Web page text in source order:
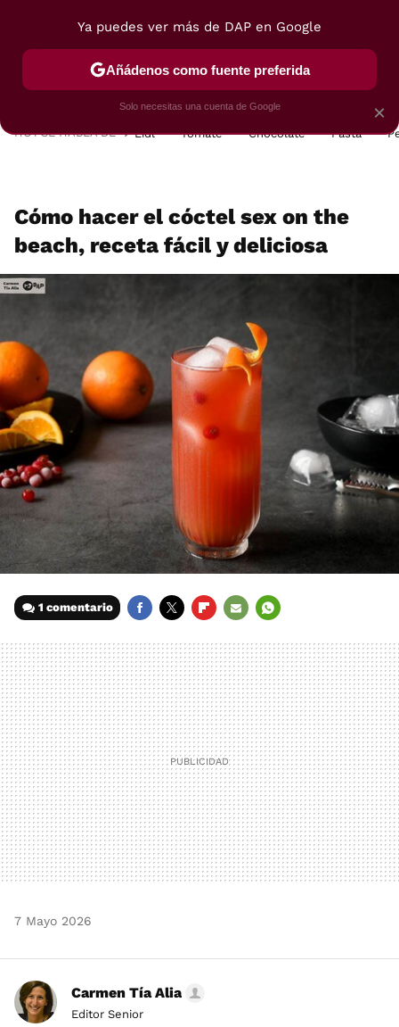
POSTRES VIAJES SELECCIÓN VEGUI
HOY SE HABLA DE Lidl Tomate Chocolate Pasta
Cómo hacer el cóctel sex on the
beach, receta fácil y deliciosa
1 comentario
MAIL
7 Mayo 2026
Carmen Tía Alia
Editor Senior
×
Ya puedes ver más de DAP en Google
Añádenos como fuente preferida
Solo necesitas una cuenta de Google